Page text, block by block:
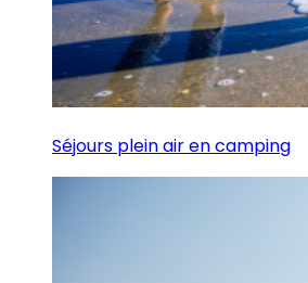
Séjours plein air en camping